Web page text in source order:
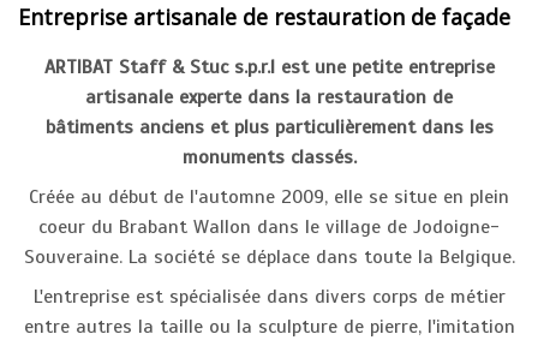
Entreprise artisanale de restauration de façade
ARTIBAT Staff & Stuc s.p.r.l est une petite entreprise
artisanale experte dans la restauration de
bâtiments anciens et plus particulièrement dans les
monuments classés.
Créée au début de l'automne 2009, elle se situe en plein
coeur du Brabant Wallon dans le village de Jodoigne-
Souveraine. La société se déplace dans toute la Belgique.
L'entreprise est spécialisée dans divers corps de métier
entre autres la taille ou la sculpture de pierre, l'imitation